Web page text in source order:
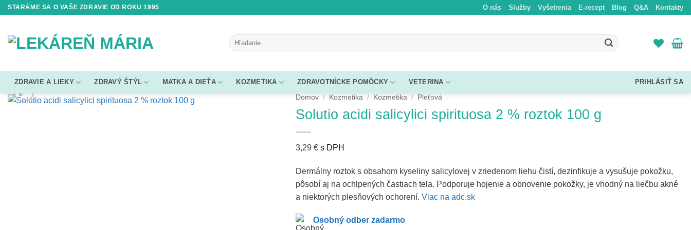
SkipSTARÁME SA O VAŠE ZDRAVIE OD ROKU 1995 O nás Služby Vyšetrenia E-recept Blog Q&A Kontakty
Hľadať:
ZDRAVIE A LIEKY ZDRAVÝ ŠTÝL MATKA A DIEŤA KOZMETIKA ZDRAVOTNÍCKE POMÔCKY
VETERINA
Domov / Kozmetika / Kozmetika / Pleťová
Solutio acidi salicylici spirituosa 2 % roztok 100 g
3,29 € s DPH
Dermálny roztok s obsahom kyseliny salicylovej v zriedenom liehu čistí, dezinfikuje a vysušuje pokožku,
pôsobí aj na ochlpených častiach tela. Podporuje hojenie a obnovenie pokožky, je vhodný na liečbu akné
a niektorých plesňových ochorení. Viac na adc.sk
Osobný odber zadarmo